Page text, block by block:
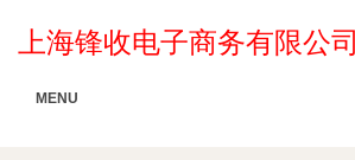
上海锋收电子商务有限公司
MENU